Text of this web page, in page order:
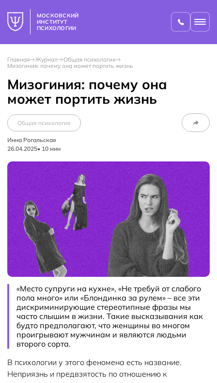
МОСКОВСКИЙ
ИНСТИТУТ
ПСИХОЛОГИИ
Главная Журнал
Общая психология
Мизогиния: почему она может портить жизнь
Мизогиния: почему она
может портить жизнь
Инна Рогальская
26.04.2025• 10 мин
Общая психология
«Место супруги на кухне», «Не требуй от слабого
пола много» или «Блондинка за рулем» – все эти
дискриминирующие стереотипные фразы мы
часто слышим в жизни. Такие высказывания как
будто предполагают, что женщины во многом
проигрывают мужчинам и являются людьми
второго сорта.
В психологии у этого феномена есть название.
Неприязнь и предвзятость по отношению к